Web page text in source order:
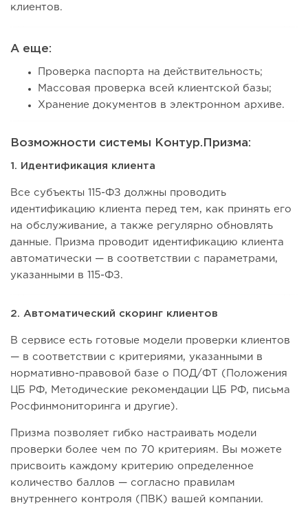
клиентов.
А еще:
Проверка паспорта на действительность;
Массовая проверка всей клиентской базы;
Хранение документов в электронном архиве.
Возможности системы Контур.Призма:
1. Идентификация клиента
Все субъекты 115-ФЗ должны проводить
идентификацию клиента перед тем, как принять его
на обслуживание, а также регулярно обновлять
данные. Призма проводит идентификацию клиента
автоматически — в соответствии с параметрами,
указанными в 115-ФЗ.
2. Автоматический скоринг клиентов
В сервисе есть готовые модели проверки клиентов
— в соответствии с критериями, указанными в
нормативно-правовой базе о ПОД/ФТ (Положения
ЦБ РФ, Методические рекомендации ЦБ РФ, письма
Росфинмониторинга и другие).
Призма позволяет гибко настраивать модели
проверки более чем по 70 критериям. Вы можете
присвоить каждому критерию определенное
количество баллов — согласно правилам
внутреннего контроля (ПВК) вашей компании.